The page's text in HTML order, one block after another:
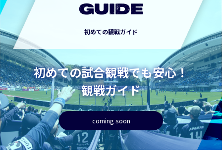
GUIDE
初めての観戦ガイド
初めての試合観戦でも安心！
観戦ガイド
coming soon